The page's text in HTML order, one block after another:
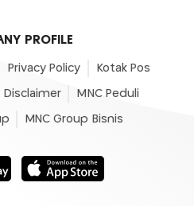
PROFILE
Privacy Policy Kotak Pos
Disclaimer MNC Peduli
MNC Group Bisnis